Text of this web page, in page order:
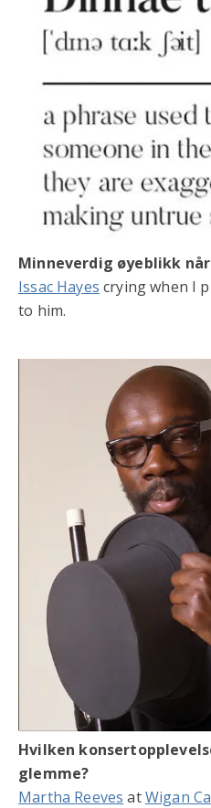
Minneverdig øyeblikk
Issac Hayes crying when I
to him.
Hvilken
glemme?
Martha Reeves atWigan